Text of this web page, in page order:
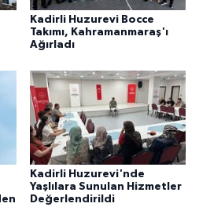
Kadirli Huzurevi Bocce
Takımı, Kahramanmaraş'ı
Ağırladı
Kadirli Huzurevi'nde
Yaşlılara Sunulan Hizmetler
Değerlendirildi